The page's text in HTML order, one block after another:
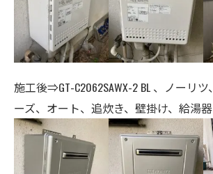
施工後⇒GT-C2062SAWX-2 BL 、ノーリ
ーズ、オート、追炊き、壁掛け、給湯器